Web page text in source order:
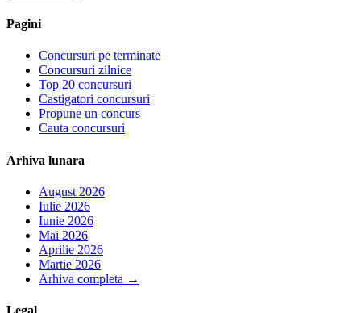
Pagini
Concursuri pe terminate
Concursuri zilnice
Top 20 concursuri
Castigatori concursuri
Propune un concurs
Cauta concursuri
Arhiva lunara
August 2026
Iulie 2026
Iunie 2026
Mai 2026
Aprilie 2026
Martie 2026
Arhiva completa →